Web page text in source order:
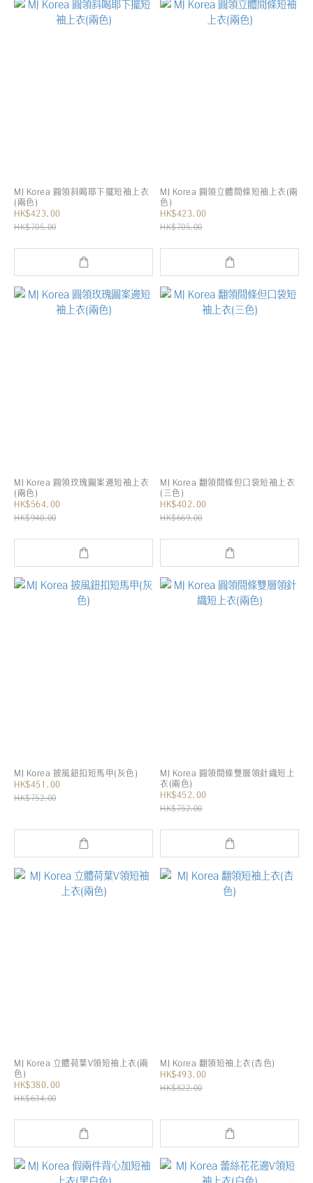
MJ Korea 圓領斜喝耶下擺短袖上衣
(兩色)
HK$423.00
HK$705.00
MJ Korea 圓領立體間條短袖上衣(兩
色)
HK$423.00
HK$705.00
MJ Korea 圓領玫瑰圖案邊短袖上衣
(兩色)
HK$564.00
HK$940.00
MJ Korea 翻領間條但口袋短袖上衣
(三色)
HK$402.00
HK$669.00
MJ Korea 披風鈕扣短馬甲(灰色)
HK$451.00
HK$752.00
MJ Korea 圓領間條雙層領針織短上
衣(兩色)
HK$452.00
HK$752.00
MJ Korea 立體荷葉V領短袖上衣(兩
色)
HK$380.00
HK$634.00
MJ Korea 翻領短袖上衣(杏色)
HK$493.00
HK$822.00